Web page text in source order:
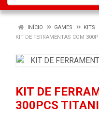
INÍCIO GAMES
KITS
KIT DE FERRAMENTAS COM
KIT DE
300PCS